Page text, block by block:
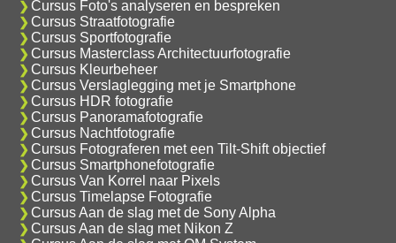
Cursus Foto's analyseren en bespreken
Cursus Straatfotografie
Cursus Sportfotografie
Cursus Masterclass Architectuurfotografie
Cursus Kleurbeheer
Cursus Verslaglegging met je Smartphone
Cursus HDR fotografie
Cursus Panoramafotografie
Cursus Nachtfotografie
Cursus Fotograferen met een Tilt-Shift objectief
Cursus Smartphonefotografie
Cursus Van Korrel naar Pixels
Cursus Timelapse Fotografie
Cursus Aan de slag met de Sony Alpha
Cursus Aan de slag met Nikon Z